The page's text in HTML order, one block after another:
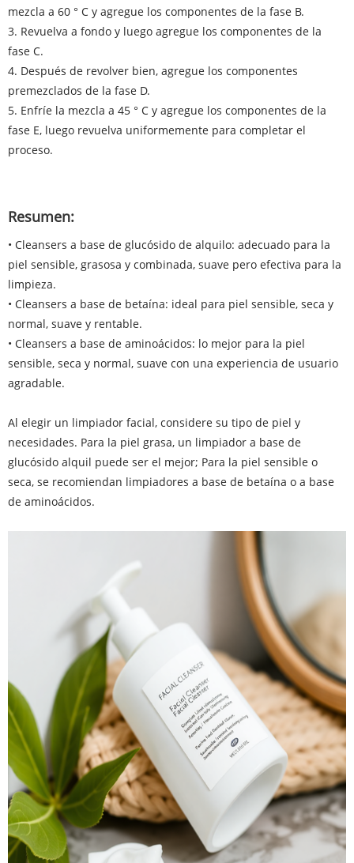
mezcla a 60 ° C y agregue los componentes de la fase B.
3. Revuelva a fondo y luego agregue los componentes de la
fase C.
4. Después de revolver bien, agregue los componentes
premezclados de la fase D.
5. Enfríe la mezcla a 45 ° C y agregue los componentes de la
fase E, luego revuelva uniformemente para completar el
proceso.
Resumen:
• Cleansers a base de glucósido de alquilo: adecuado para la
piel sensible, grasosa y combinada, suave pero efectiva para la
limpieza.
• Cleansers a base de betaína: ideal para piel sensible, seca y
normal, suave y rentable.
• Cleansers a base de aminoácidos: lo mejor para la piel
sensible, seca y normal, suave con una experiencia de usuario
agradable.
Al elegir un limpiador facial, considere su tipo de piel y
necesidades. Para la piel grasa, un limpiador a base de
glucósido alquil puede ser el mejor; Para la piel sensible o
seca, se recomiendan limpiadores a base de betaína o a base
de aminoácidos.